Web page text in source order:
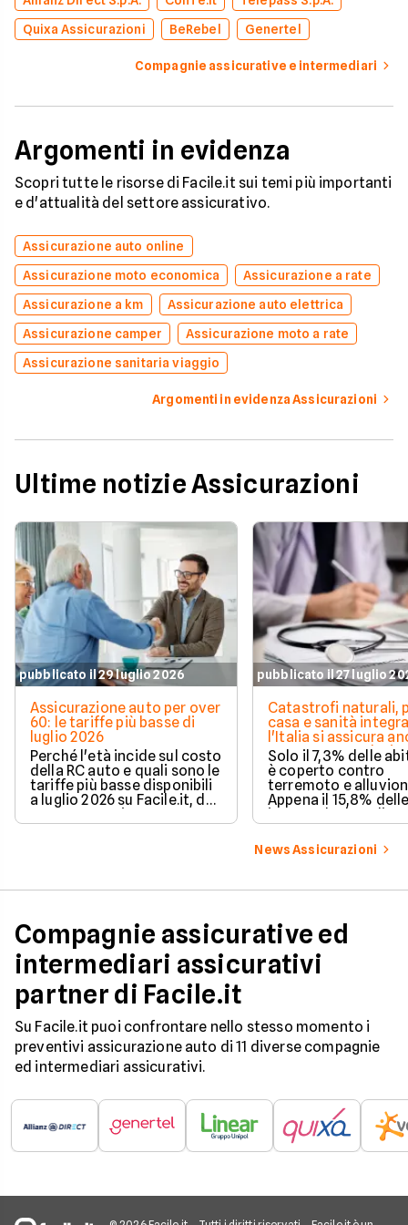
Quixa Assicurazioni
BeRebel Genertel
Compagnie assicurative e intermediari
Argomenti in evidenza
Scopri tutte le risorse di Facile.it sui temi più importanti
e d'attualità del settore assicurativo.
Assicurazione auto online
Assicurazione moto economica
Assicurazione a rate
Assicurazione a km
Assicurazione auto elettrica
Assicurazione camper
Assicurazione moto a rate
Assicurazione sanitaria viaggio
Argomenti in evidenza Assicurazioni
Ultime notizie Assicurazioni
pubblicato il 29 luglio 2026
Assicurazione auto per over
60: le tariffe più basse di
luglio 2026
Perché l'età incide sul costo
della RC auto e quali sono le
tariffe più basse disponibili
a luglio 2026 su Facile.it, da
106,32€ annui.
pubblicato il 27 luglio
Catastrofi naturali,
casa e sanità
l'Italia si assicura
troppo poco. I dati
Solo il 7,3% delle
è coperto contro
terremoto e
Appena il 15,8%
imprese ha la polizza
catastrofale
dati ANIA 2025 sul
assicurativo
News Assicurazioni
Compagnie assicurative ed
intermediari assicurativi
partner di Facile.it
Su Facile.it puoi confrontare nello stesso momento i
preventivi assicurazione auto di 11 diverse compagnie
ed intermediari assicurativi.